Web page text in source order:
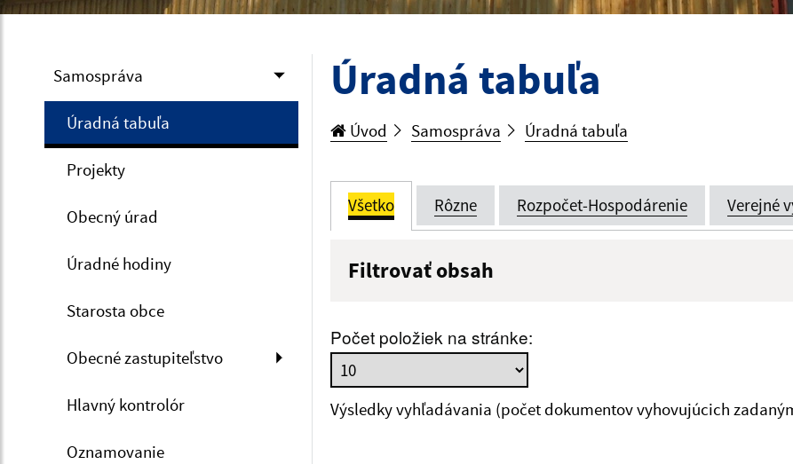
Samospráva
Úradná tabuľa
Projekty
Obecný úrad
Úradné hodiny
Starosta obce
Obecné zastupiteľstvo
Hlavný kontrolór
Oznamovanie
Úradná tabuľa
Úvod Samospráva Úradná tabuľa
Všetko Rôzne Rozpočet-Hospodárenie Verejné
Filtrovať obsah
Dátum zverejnenia do:
Počet položiek na stránke:
Výsledky vyhľadávania (počet dokumentov vyhovujúcich